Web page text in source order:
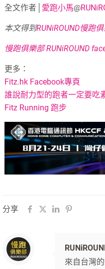
全文作者│ 愛跑小馬@
本文得到RUNiROUND慢跑
慢跑俱樂部 RUNiROUND
更多：
Fitz.hk Facebook專頁
誰說耐力型的跑者一定要吃
Fitz Running 跑步
分享
來自台灣